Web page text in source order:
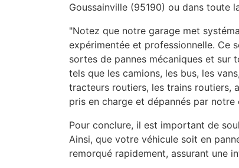
Goussainville (95190) ou dans toute
"Notez que notre garage met
expérimentée et professionnelle. Ce
sortes de pannes mécaniques et sur
tels que les camions, les bus, les
tracteurs routiers, les trains routiers,
pris en charge et dépannés par notre
Pour conclure, il est important de
Ainsi, que votre véhicule soit en
remorqué rapidement, assurant une